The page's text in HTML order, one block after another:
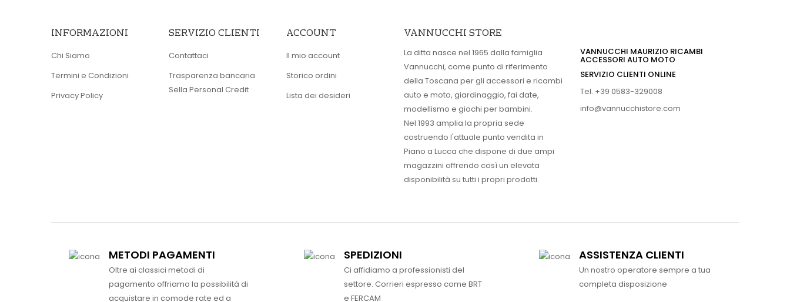
INFORMAZIONI
Chi Siamo
Termini e Condizioni
Privacy Policy
SERVIZIO CLIENTI
Contattaci
Trasparenza bancaria
Sella Personal Credit
ACCOUNT
Il mio account
Storico ordini
Lista dei desideri
VANNUCCHI STORE
La ditta nasce nel 1965 dalla famiglia
Vannucchi, come punto di riferimento
della Toscana per gli accessori e ricambi
auto e moto, giardinaggio, fai date,
modellismo e giochi per bambini.
Nel 1993 amplia la propria sede
costruendo l'attuale punto vendita in
Piano a Lucca che dispone di due ampi
magazzini offrendo così un elevata
disponibilità su tutti i propri prodotti.
VANNUCCHI MAURIZIO RICAMBI
ACCESSORI AUTO MOTO
SERVIZIO CLIENTI ONLINE
Tel. +39 0583-329008
info@vannucchistore.com
METODI PAGAMENTI
Oltre ai classici metodi di
pagamento offriamo la possibilità di
acquistare in comode rate ed a
SPEDIZIONI
Ci affidiamo a professionisti del
settore. Corrieri espresso come BRT
e FERCAM
ASSISTENZA CLIENTI
Un nostro operatore sempre a tua
completa disposizione